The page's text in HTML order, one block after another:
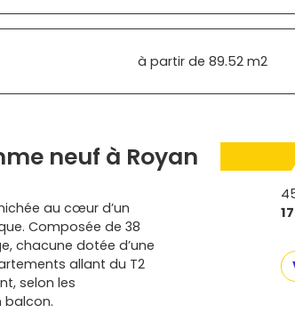
à partir de 89.52 m2
neuf à Royan
au cœur d’un
Composée de 38
chacune dotée d’une
allant du T2
selon les
balcon.